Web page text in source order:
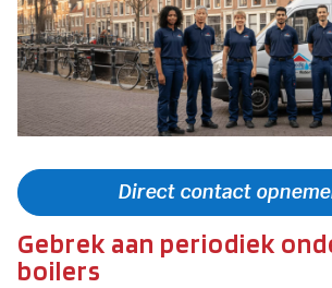
Direct contact
Gebrek aan periodiek
boilers